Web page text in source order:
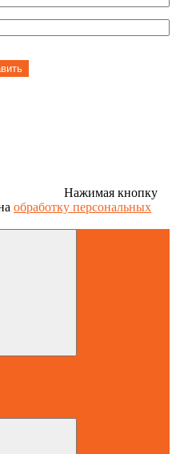
Нажимая кнопку
обработку персональных